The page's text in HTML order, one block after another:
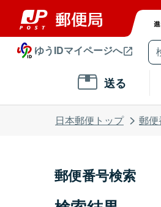
ゆうIDマイページへ
送る
日本郵便トップ 郵
郵便番号検索